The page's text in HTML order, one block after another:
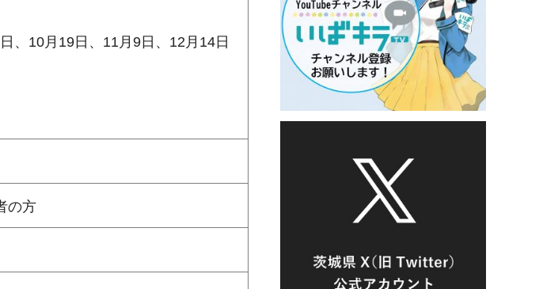
、10月19日、11月9日、12月14日
の方